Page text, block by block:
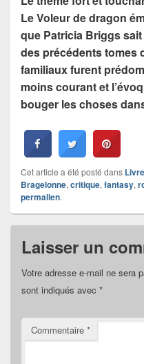
Le Voleur de dragon
que Patricia Briggs
des précédents tomes
familiaux furent
moins courant et
bouger les choses
Cet article a été posté dans
Bragelonne, critique, fantasy,
permalien.
Laisser un
Votre adresse e-mail ne sera
sont indiqués avec *
Commentaire *